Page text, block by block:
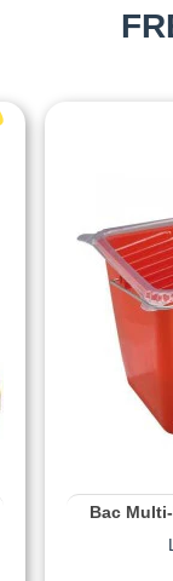
Bac